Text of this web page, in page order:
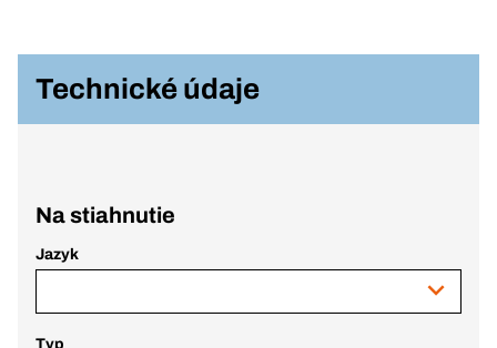
Technické údaje
Na stiahnutie
Jazyk
Typ